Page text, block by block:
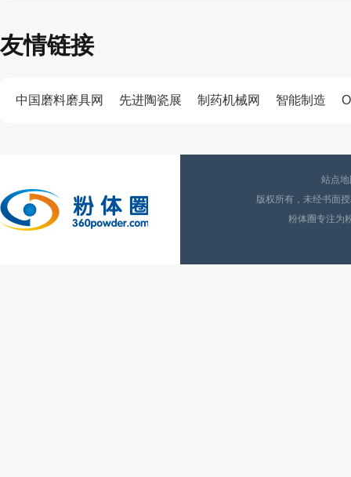
友情链接
中国磨料磨具网 先进陶瓷展 制药机械网 智能制造
站点
版权所有，未经书面
粉体圈专注为